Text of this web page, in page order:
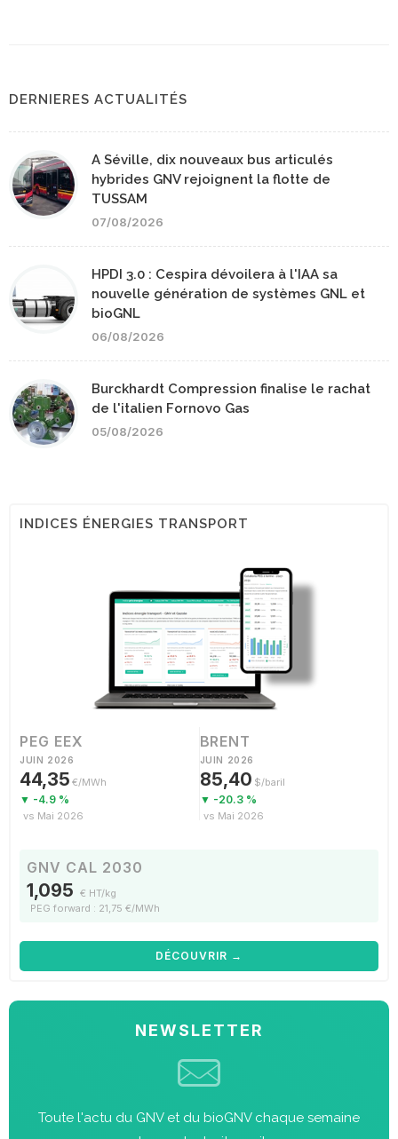
DERNIERES ACTUALITÉS
A Séville, dix nouveaux bus articulés
hybrides GNV rejoignent la flotte de
TUSSAM
07/08/2026
HPDI 3.0 : Cespira dévoilera à l'IAA sa
nouvelle génération de systèmes GNL et
bioGNL
06/08/2026
Burckhardt Compression finalise le rachat
de l'italien Fornovo Gas
05/08/2026
INDICES ÉNERGIES TRANSPORT
PEG EEX
JUIN 2026
44,35 €/MWh
▼ -4.9 %
vs Mai 2026
BRENT
JUIN 2026
85,40 $/baril
▼ -20.3 %
vs Mai 2026
GNV CAL 2030
1,095 € HT/kg
PEG forward : 21,75 €/MWh
DÉCOUVRIR →
NEWSLETTER
Toute l'actu du GNV et du bioGNV chaque semaine